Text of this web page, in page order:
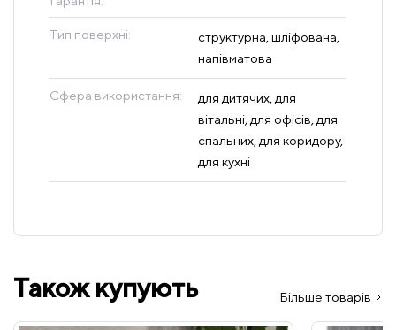
Тип поверхні:
структурна, шліфована,
напівматова
Сфера використання:
для дитячих, для
вітальні, для офісів, для
спальних, для коридору,
для кухні
Також купують Більше товарів